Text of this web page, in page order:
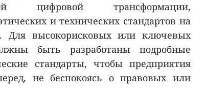
цифровой трансформации,
и технических стандартов на
Для высокорисковых или ключевых
быть разработаны подробные
стандарты, чтобы предприятия
не беспокоясь о правовых или